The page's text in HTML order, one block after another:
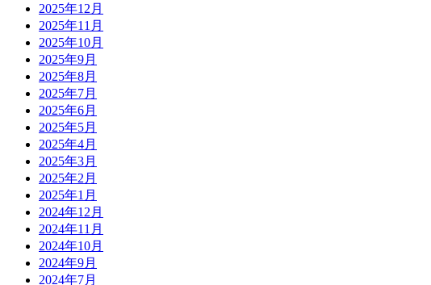
2025年12月
2025年11月
2025年10月
2025年9月
2025年8月
2025年7月
2025年6月
2025年5月
2025年4月
2025年3月
2025年2月
2025年1月
2024年12月
2024年11月
2024年10月
2024年9月
2024年7月